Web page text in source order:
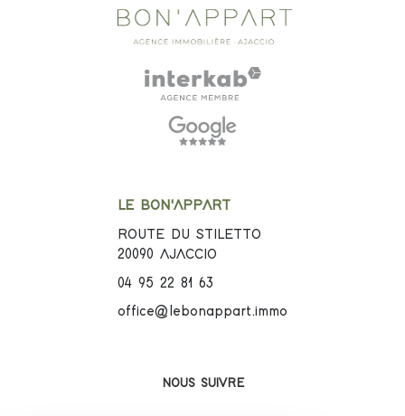
LE BON'APPART
ROUTE DU STILETTO
20090 AJACCIO
04 95 22 81 63
office@lebonappart.immo
NOUS SUIVRE